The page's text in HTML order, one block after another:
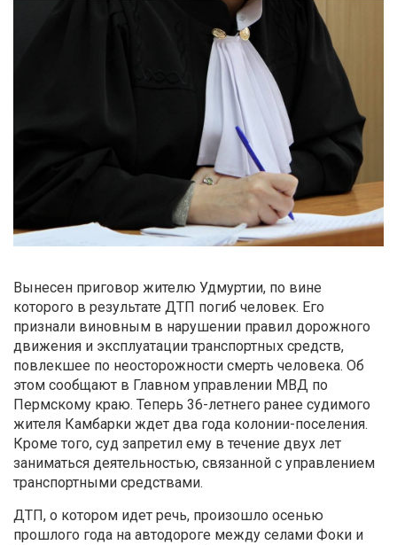
Вынесен приговор жителю Удмуртии, по вине
которого в результате ДТП погиб человек. Его
признали виновным в нарушении правил дорожного
движения и эксплуатации транспортных средств,
повлекшее по неосторожности смерть человека. Об
этом сообщают в Главном управлении МВД по
Пермскому краю. Теперь 36-летнего ранее судимого
жителя Камбарки ждет два года колонии-поселения.
Кроме того, суд запретил ему в течение двух лет
заниматься деятельностью, связанной с управлением
транспортными средствами.
ДТП, о котором идет речь, произошло осенью
прошлого года на автодороге между селами Фоки и